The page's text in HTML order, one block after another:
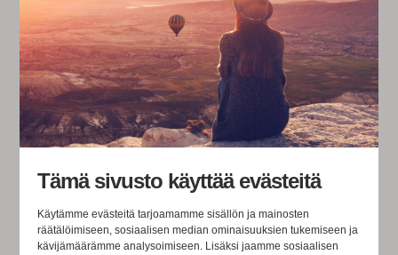
Tämä sivusto käyttää evästeitä
Käytämme evästeitä tarjoamamme sisällön ja mainosten
räätälöimiseen, sosiaalisen median ominaisuuksien tukemiseen ja
kävijämäärämme analysoimiseen. Lisäksi jaamme sosiaalisen